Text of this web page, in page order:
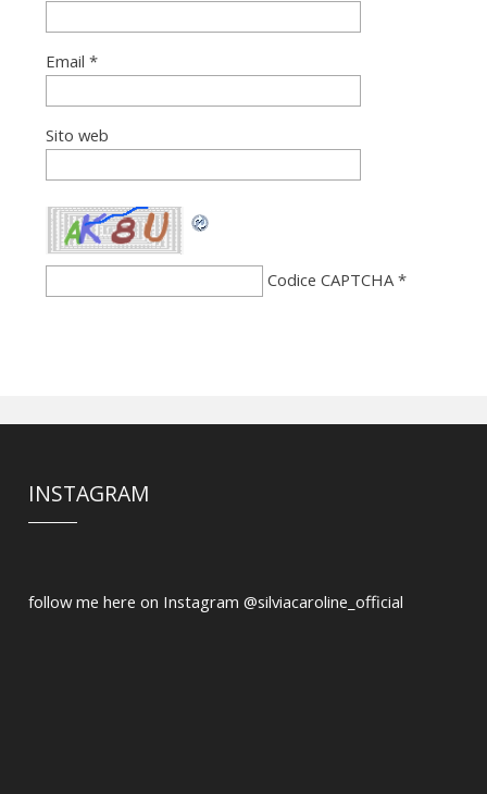
Email *
Sito web
Codice CAPTCHA*
INSTAGRAM
follow me here on Instagram @silviacaroline_official